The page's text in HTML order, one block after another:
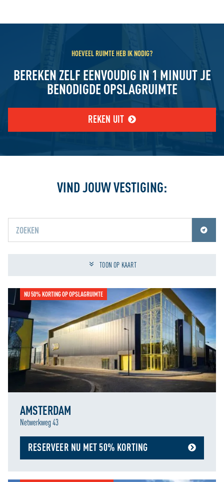
HOEVEEL RUIMTE HEB IK NODIG?
BEREKEN ZELF EENVOUDIG IN 1 MINUUT JE
BENODIGDE OPSLAGRUIMTE
REKEN UIT
VIND JOUW VESTIGING:
Schakel jouw locatiediensten in om deze functie te gebruiken.
TOON OP KAART
NU 50% KORTING OP OPSLAGRUIMTE
AMSTERDAM
Netwerkweg 43
RESERVEER NU MET 50% KORTING